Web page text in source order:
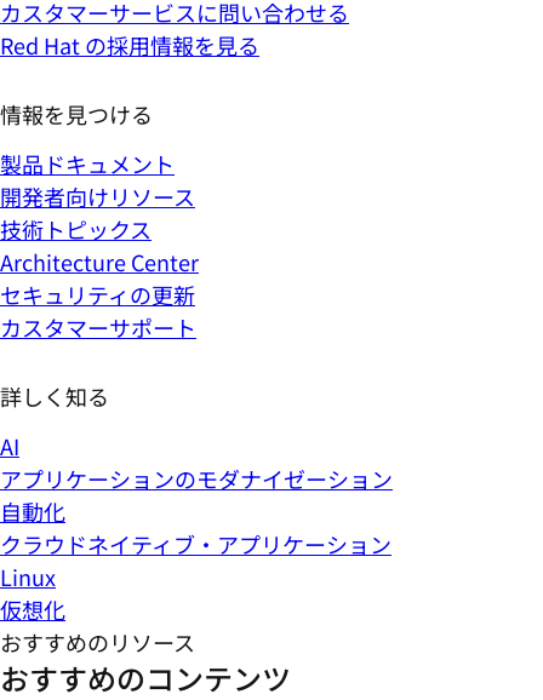
カスタマーサービスに問い合わせる
Red Hat の採用情報を見る
情報を見つける
製品ドキュメント
開発者向けリソース
技術トピックス
Architecture Center
セキュリティの更新
カスタマーサポート
詳しく知る
AI
アプリケーションのモダナイゼーション
自動化
クラウドネイティブ・アプリケーション
Linux
仮想化
おすすめのリソース
おすすめのコンテンツ